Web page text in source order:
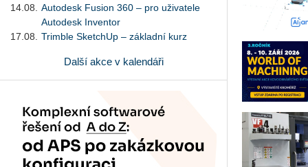
14.08.
Autodesk Fusion 360 – pro uživatele
Autodesk Inventor
17.08.
Trimble SketchUp – základní kurz
Další akce v kalendáři